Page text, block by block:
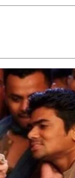
में जाकर स्टोरी तैयार
रिजल्ट और सक्सेस स्टोरीज़
से अधिक बाइलाइन
है।"